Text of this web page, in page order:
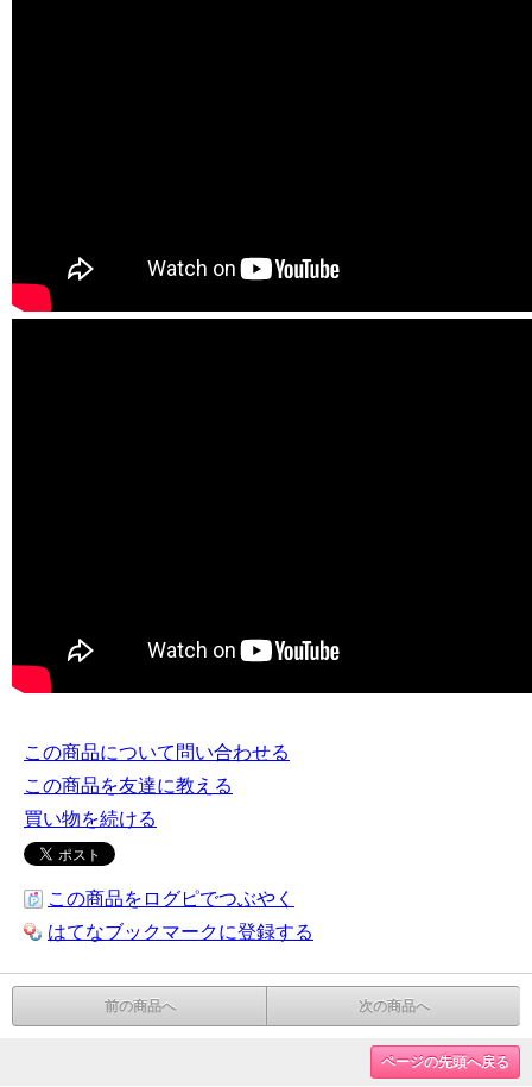
この商品について問い合わせる
この商品を友達に教える
買い物を続ける
この商品をログピでつぶやく
はてなブックマークに登録する
前の商品へ 次の商品へ
ページの先頭へ戻る